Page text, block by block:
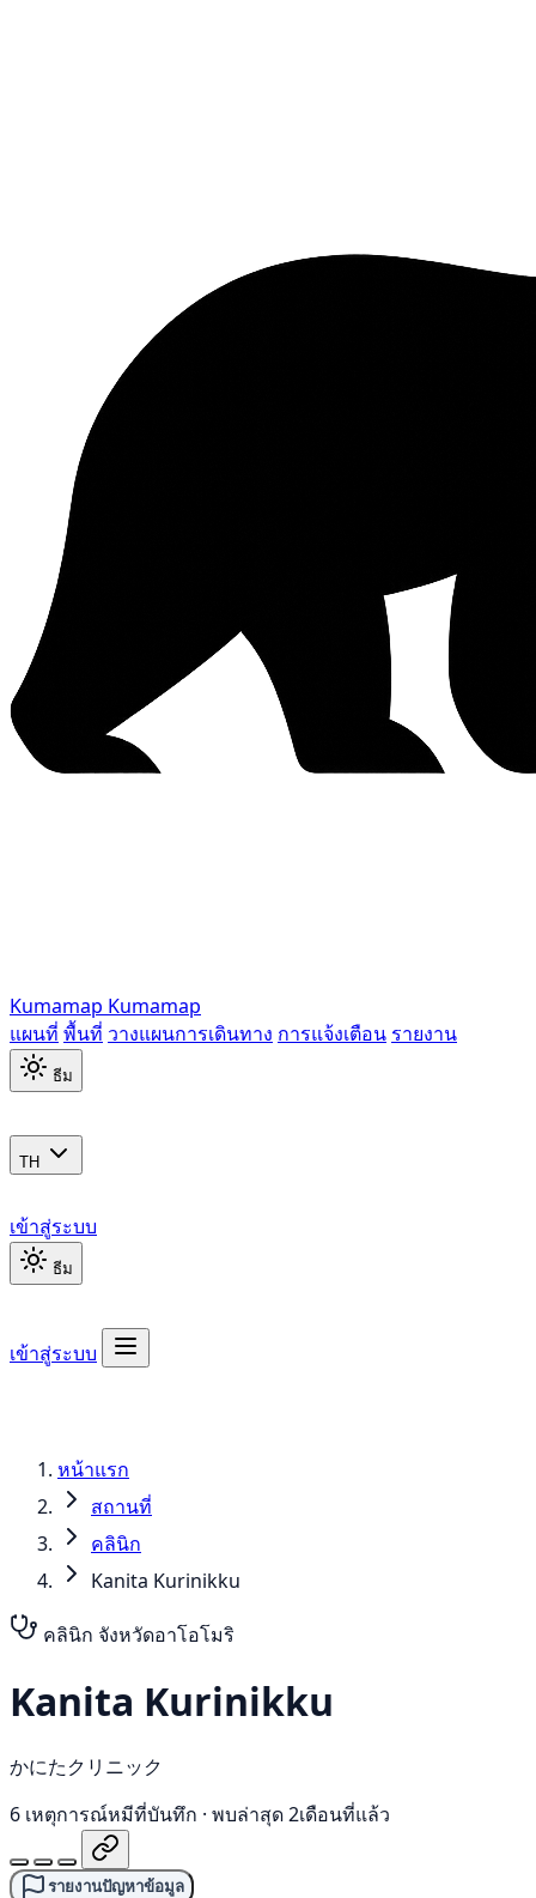
Kumamap Kumamap
แผนที่ พื้นที่ วางแผนการเดินทาง การแจ้งเตือน รายงาน
ธีม
TH
เข้าสู่ระบบ
ธีม
เข้าสู่ระบบ
หน้าแรก
สถานที่
คลินิก
Kanita Kurinikku
คลินิก จังหวัดอาโอโมริ
Kanita Kurinikku
かにたクリニック
6 เหตุการณ์หมีที่บันทึก · พบล่าสุด 2เดือนที่แล้ว
รายงานปัญหาข้อมูล